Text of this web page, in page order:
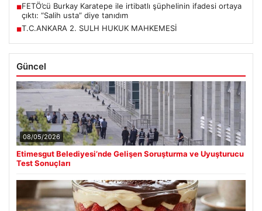
■FETÖ’cü Burkay Karatepe ile irtibatlı şüphelinin ifadesi ortaya
çıktı: “Salih usta” diye tanıdım
■T.C.ANKARA 2. SULH HUKUK MAHKEMESİ
Güncel
08/05/2026
Etimesgut Belediyesi’nde Gelişen Soruşturma ve Uyuşturucu
Test Sonuçları